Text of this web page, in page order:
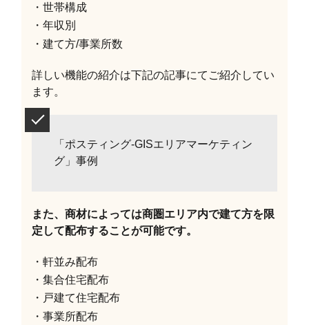
・世帯構成
・年収別
・建て方/事業所数
詳しい機能の紹介は下記の記事にてご紹介してい
ます。
「ポスティング-GISエリアマーケティン
グ」事例
また、商材によっては商圏エリア内で建て方を限
定して配布することが可能です。
・軒並み配布
・集合住宅配布
・戸建て住宅配布
・事業所配布